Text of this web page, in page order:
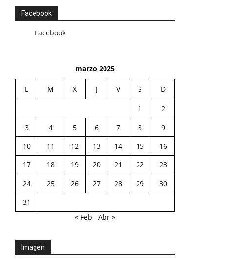
Facebook
Facebook
marzo 2025
L M X J V S D
1
2
3
4 5 6 7 8
9
10
11 12 13 14 15
16
17
18 19 20 21 22
23
24
25 26 27 28 29
30
31
« Feb
Abr »
Imagen